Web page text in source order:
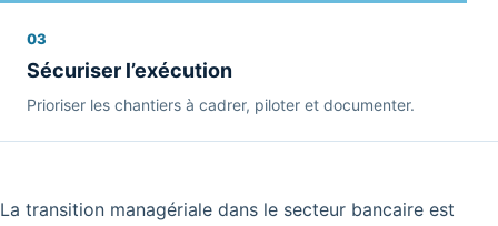
03
Sécuriser l’exécution
Prioriser les chantiers à cadrer, piloter et documenter.
La transition managériale dans le secteur bancaire est